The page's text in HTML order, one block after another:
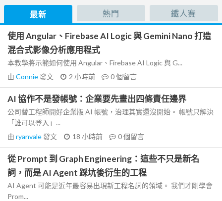
最新 熱門 鐵人賽
使用 Angular、Firebase AI Logic 與 Gemini Nano 打造
混合式影像分析應用程式
本教學將示範如何使用 Angular、Firebase AI Logic 與 G...
由 Connie發文 2 小時前 0個留言
AI 協作不是發帳號：企業要先畫出四條責任邊界
公司替工程師開好企業版 AI 帳號，治理其實還沒開始。 帳號只解決
「誰可以登入」...
由 ryanvale發文 18 小時前 0個留言
從 Prompt 到 Graph Engineering：這些不只是新名
詞，而是 AI Agent 踩坑後衍生的工程
AI Agent 可能是近年最容易出現新工程名詞的領域。 我們才剛學會
Prom...